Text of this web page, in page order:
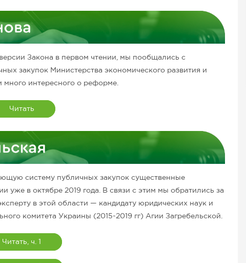
Закона в первом чтении, мы пообщались с
закупок Министерства экономического развития и
интересного о реформе.
Читать
систему публичных закупок существенные
уже в октябре 2019 года. В связи с этим мы обратились за
в этой области — кандидату юридических наук и
комитета Украины (2015-2019 гг) Агии Загребельской.
Читать, ч. 1